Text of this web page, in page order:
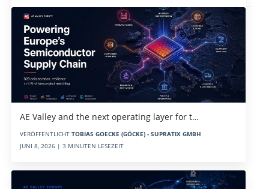
AE Valley and the next operating layer for t…
VERÖFFENTLICHT TOBIAS GOECKE (GÖCKE) - SUPRATIX GMBH
JUNI 8, 2026 | 3 MINUTEN LESEZEIT